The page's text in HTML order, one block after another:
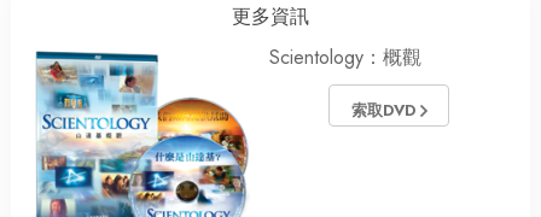
更多資訊
Scientology：概觀
索取DVD